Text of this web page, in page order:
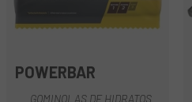
POWERBAR
GOMINOLAS DE HIDRATOS